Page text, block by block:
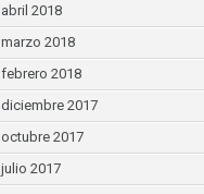
abril 2018
marzo 2018
febrero 2018
diciembre 2017
octubre 2017
julio 2017